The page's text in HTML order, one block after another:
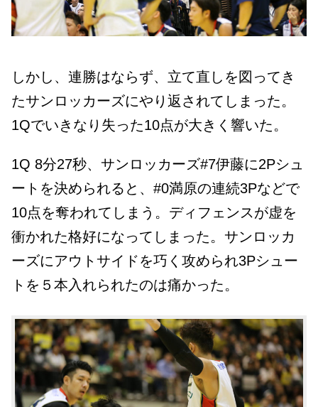
しかし、連勝はならず、 立て直しを図ってき
たサンロッカーズにやり返されてしまった。
1Qでいきなり失った10点が大きく響いた。
1Q 8分27秒、サンロッカーズ#7伊藤に2Pシュ
ートを決められると、#0満原の連続3Pなどで
10点を奪われてしまう。ディフェンスが虚を
衝かれた格好になってしまった。サンロッカ
ーズにアウトサイドを巧く攻められ3Pシュー
トを５本入れられたのは痛かった。